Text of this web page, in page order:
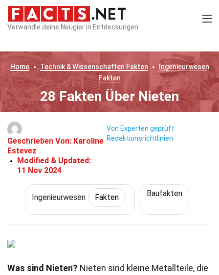
Verwandle deine Neugier in Entdeckungen
Home Technik & Wissenschaften Fakten
Ingenieurwesen
Fakten
28 Fakten Über Nieten
Geschrieben Von: Karoline
Estevez
Modified & Updated:
11 Nov 2024
Von Experten geprüft
Redaktionsrichtlinien
Ingenieurwesen Fakten Baufakten
Was sind Nieten? Nieten sind kleine Metallteile, die